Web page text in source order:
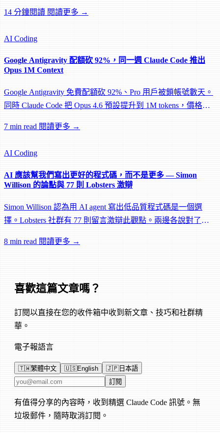
14 分鐘閱讀 閱讀更多 →
AI Coding
Google Antigravity 配額砍 92%，同一週 Claude Code 推出
Opus 1M Context
Google Antigravity 免費配額砍 92%、Pro 用戶被鎖帳號數天。
同時 Claude Code 把 Opus 4.6 預設提升到 1M tokens，價格不
7 min read 閱讀更多 →
AI Coding
AI 應該幫我們寫出更好的程式碼，而不是更多 — Simon
Willison 的論點與 77 則 Lobsters 激辯
Simon Willison 認為用 AI agent 寫出低品質程式碼是一個選
擇。Lobsters 社群有 77 則留言激辯此觀點。兩邊各說對了什
8 min read 閱讀更多 →
喜歡這篇文章嗎？
訂閱以直接在您的收件箱中收到新文章、技巧和社群精
華。
電子報語言
🇹🇼繁體中文 🇺🇸English 🇯🇵日本語
電子郵件地址 訂閱
有值得分享的內容時，收到精選 Claude Code 訊號。無
垃圾郵件，隨時取消訂閱。